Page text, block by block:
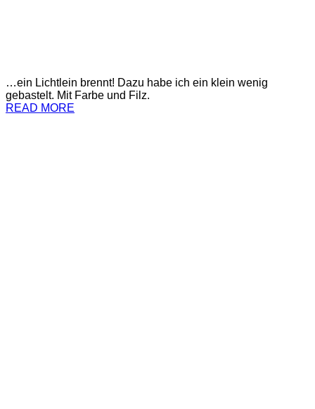
…ein Lichtlein brennt! Dazu habe ich ein klein wenig
gebastelt. Mit Farbe und Filz.
READ MORE